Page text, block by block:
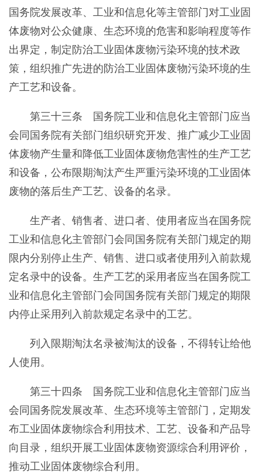
国务院发展改革、工业和信息化等主管部门对工业固
体废物对公众健康、生态环境的危害和影响程度等作
出界定，制定防治工业固体废物污染环境的技术政
策，组织推广先进的防治工业固体废物污染环境的生
产工艺和设备。
第三十三条 国务院工业和信息化主管部门应当
会同国务院有关部门组织研究开发、推广减少工业固
体废物产生量和降低工业固体废物危害性的生产工艺
和设备，公布限期淘汰产生严重污染环境的工业固体
废物的落后生产工艺、设备的名录。
生产者、销售者、进口者、使用者应当在国务院
工业和信息化主管部门会同国务院有关部门规定的期
限内分别停止生产、销售、进口或者使用列入前款规
定名录中的设备。生产工艺的采用者应当在国务院工
业和信息化主管部门会同国务院有关部门规定的期限
内停止采用列入前款规定名录中的工艺。
列入限期淘汰名录被淘汰的设备，不得转让给他
人使用。
第三十四条 国务院工业和信息化主管部门应当
会同国务院发展改革、生态环境等主管部门，定期发
布工业固体废物综合利用技术、工艺、设备和产品导
向目录，组织开展工业固体废物资源综合利用评价，
推动工业固体废物综合利用。